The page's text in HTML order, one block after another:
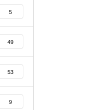
5
49
53
9